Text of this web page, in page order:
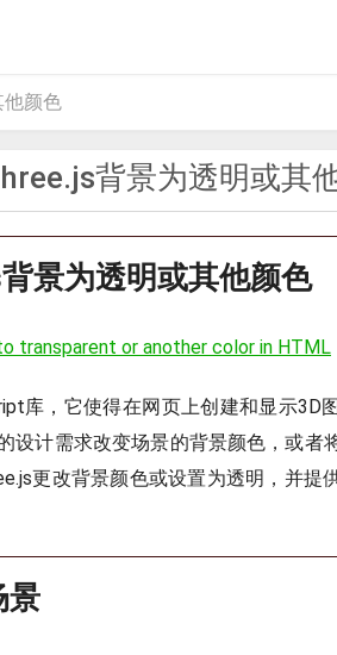
颜色
背景为透明或其
景为透明或其他颜色
transparent or another color in HTML
库，它使得在网页上创建和显示3D
设计需求改变场景的背景颜色，或者
更改背景颜色或设置为透明，并提
景